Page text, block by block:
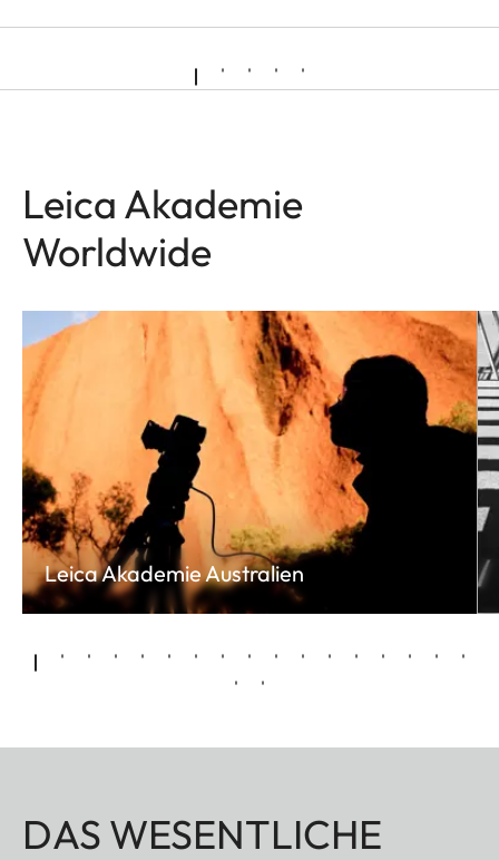
Leica Akademie
Worldwide
Leica Akademie Australien
DAS WESENTLICHE